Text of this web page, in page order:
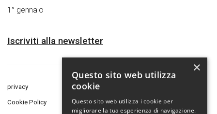
1° gennaio
Iscriviti alla newsletter
privacy
Cookie Policy
×
Questo sito web utilizza
cookie
Questo sito web utilizza i cookie per
migliorare la tua esperienza di navigazione.